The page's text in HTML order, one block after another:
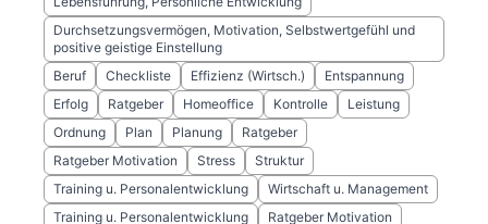
Durchsetzungsvermögen, Motivation, Selbstwertgefühl und
positive geistige Einstellung
Beruf
Checkliste Effizienz (Wirtsch.)
Entspannung
Erfolg
Ratgeber Homeoffice Kontrolle
Leistung
Ordnung
Plan Planung
Ratgeber
Ratgeber Motivation
Stress
Struktur
Training u. Personalentwicklung
Wirtschaft u. Management
Training u. Personalentwicklung
Ratgeber Motivation